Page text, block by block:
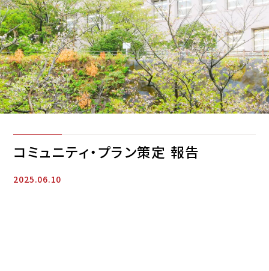
コミュニティ・プラン策定 報告
2025.06.10